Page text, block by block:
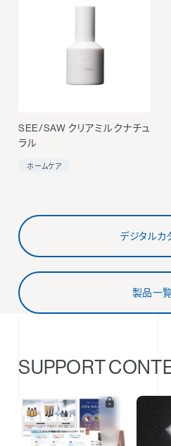
SEE/SAW クリアミルクナチュ
ラル
ホームケア
デジタルカ
製品一
SUPPORT